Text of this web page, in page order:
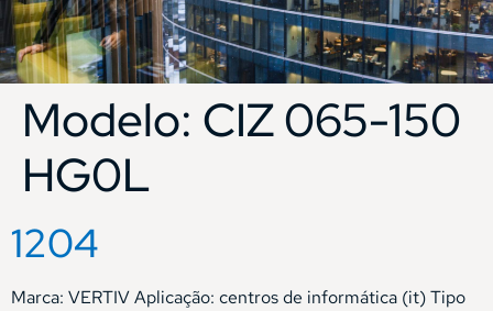
Modelo: CIZ 065-150
HG0L
1204
Marca: VERTIV Aplicação: centros de informática (it) Tipo